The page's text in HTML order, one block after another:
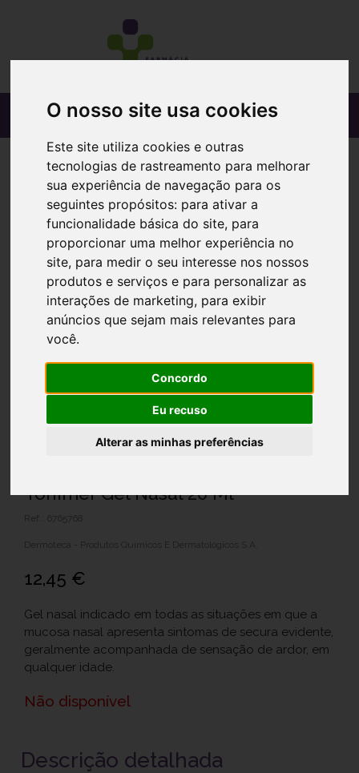
O nosso site usa cookies
Este site utiliza cookies e outras
tecnologias de rastreamento para melhorar
sua experiência de navegação para os
seguintes propósitos: para ativar a
funcionalidade básica do site, para
proporcionar uma melhor experiência no
site, para medir o seu interesse nos nossos
produtos e serviços e para personalizar as
interações de marketing, para exibir
anúncios que sejam mais relevantes para
você.
Concordo
Eu recuso
Alterar as minhas preferências
Tonimer Gel Nasal 20 Ml
Ref.: 6765768
Dermoteca - Produtos Quimicos E Dermatológicos S.A.
12,45 €
Gel nasal indicado em todas as situações em que a
mucosa nasal apresenta sintomas de secura evidente,
geralmente acompanhada de sensação de ardor, em
qualquer idade.
Não disponível
Descrição detalhada